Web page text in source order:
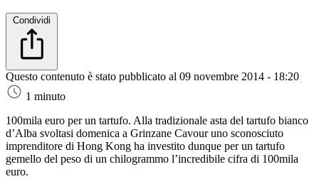
Condividi
Questo contenuto è stato pubblicato al 09 novembre 2014 - 18:20
1 minuto
100mila euro per un tartufo. Alla tradizionale asta del tartufo bianco
d’Alba svoltasi domenica a Grinzane Cavour uno sconosciuto
imprenditore di Hong Kong ha investito dunque per un tartufo
gemello del peso di un chilogrammo l’incredibile cifra di 100mila
euro.